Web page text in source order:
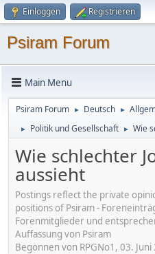
Einloggen Registrieren
Psiram Forum
Main Menu
Psiram Forum ► Deutsch ►
► Politik und Gesellschaft ► Wie
Wie schlechter
aussieht
Postings reflect the private
positions of Psiram -
Forenmitglieder und
Auffassung von Psiram
Begonnen von RPGNo1, 03.